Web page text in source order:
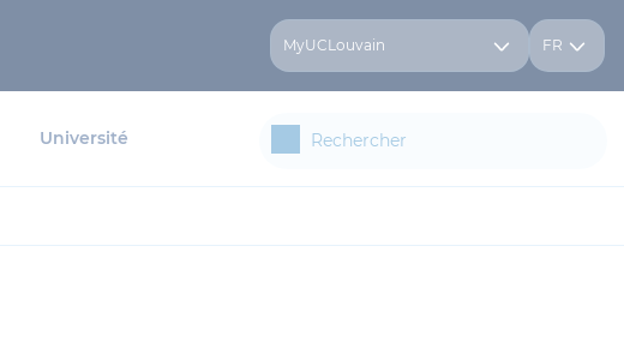
MyUCLouvain FR
Université